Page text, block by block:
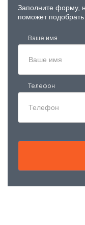
Заполните форму,
поможет
Ваше имя
Телефон